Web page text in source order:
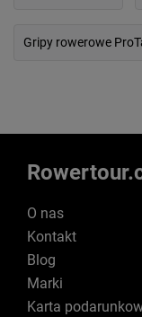
Gripy rowerowe
O nas
Kontakt
Blog
Marki
Karta